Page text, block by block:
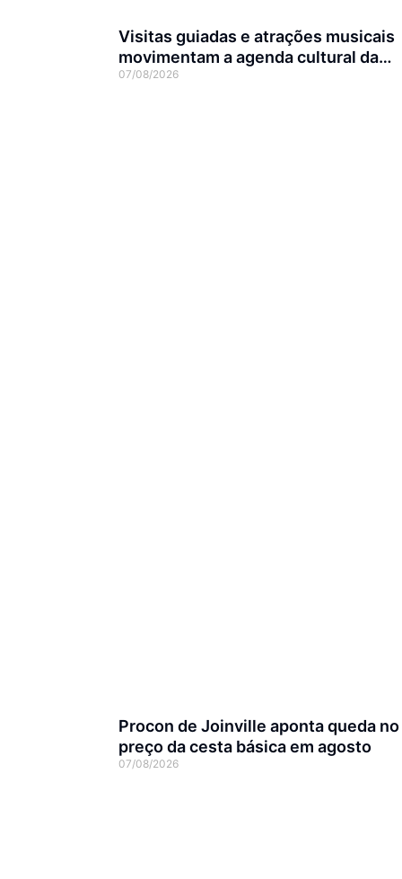
Visitas guiadas e atrações musicais
movimentam a agenda cultural da
semana em Joinville
07/08/2026
Procon de Joinville aponta queda no
preço da cesta básica em agosto
07/08/2026